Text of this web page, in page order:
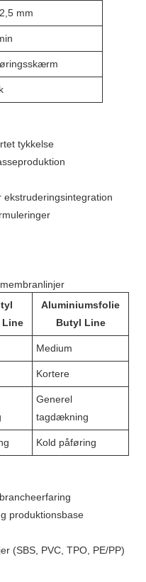
mm
tykkelse
Line
Aluminiumsfolie
Butyl Line
Medium
Kortere
Generel
tagdækning
Kold påføring
produktionsbase
(SBS, PVC, TPO, PE/PP)